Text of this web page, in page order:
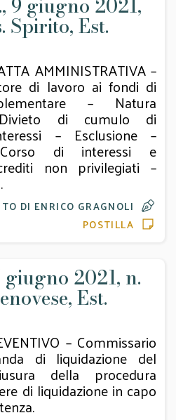
9 giugno 2021,
Spirito, Est.
AMMINISTRATIVA –
di lavoro ai fondi di
– Natura
di cumulo di
– Esclusione –
di interessi e
non privilegiati –
DI ENRICO GRAGNOLI
POSTILLA
giugno 2021, n.
Est.
– Commissario
di liquidazione del
della procedura
di liquidazione in capo